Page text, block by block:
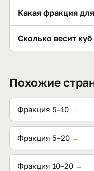
между арматурой);
Какая фракция
максимум пустот,
Сколько весит
значения — в
Похожие
Фракция 5–10 →
Фракция 5–20 →
Фракция 10–20 →